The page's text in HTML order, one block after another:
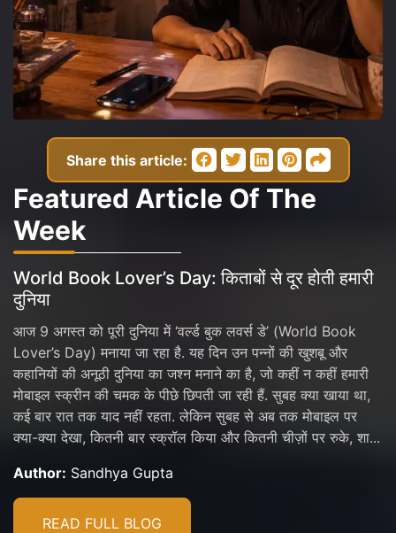
Featured Article Of The
Week
World Book Lover’s Day: किताबों से दूर होती हमारी
दुनिया
आज 9 अगस्त को पूरी दुनिया में ‘वर्ल्ड बुक लवर्स डे’ (World Book
Lover’s Day) मनाया जा रहा है. यह दिन उन पन्नों की खुशबू और
कहानियों की अनूठी दुनिया का जश्न मनाने का है, जो कहीं न कहीं हमारी
मोबाइल स्क्रीन की चमक के पीछे छिपती जा रही हैं. सुबह क्या खाया था,
कई बार रात तक याद नहीं रहता. लेकिन सुबह से अब तक मोबाइल पर
क्या-क्या देखा, कितनी बार स्क्रॉल किया और कितनी चीज़ों पर रुके, शा...
Author: Sandhya Gupta
READ FULL BLOG
Share this article: